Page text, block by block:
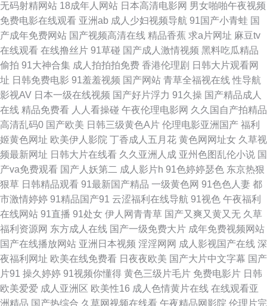
线观看 欧美性爱Tv人与兽 91露脸熟女视频 国产欧美成人麻豆久久 探花精选
视频网站 草莓丝瓜站 日韩成人无码 国产亚洲欧美成人 午夜剧场尤物性爱 91
香蕉国产线 久久亚洲熟妇熟女 亚洲天堂网2026 波多野吉依无码 女优导航网
站大全 91探花在线观看百度 男人的天堂91 在线不卡a 大香蕉肏屄丁香 人人
妻99人人弄 91蜜桃网址 国产专区 日本亚洲天堂日本国产 国产精品久久… 亚
洲色玖悠悠 91韩剧 蜜臀官网 91丁香视频 色爸Av 91次元网站 国产福利漂漂
网 91大神在线视频看看 草莓视屏s 欧美精品性爱91 伊人开心网221 91视频
国产网址 国产福利精品社 美女很黄免费 天天干天天sge 91大神合集 www久
久 激情91视频 婷婷第五页 91三及片网址 国产极品15P 欧美日本色噜噜 先
锋影音色色 91激情视频在线观看 阿V福利视频网 精东福利电影 日美韩无码
无码射精网站 18成年人网站 日本高清电影网 男女啪啪午夜视频
免费电影在线观看 亚洲ab 成人少妇视频导航 91国产小青蛙 国
产成年免费网站 国产视频高清在线 精品香蕉 求a片网址 麻豆tv
在线观看 在线撸丝片 91草碰 国产成人激情视频 黑料吃瓜精品
偷拍 91大神合集 成人拍拍拍免费 香港伦理剧 日韩大片观看网
址 日韩免费电影 91羞羞视频 国产网站 青草全福视在线 性导航
影视AV 日本一级在线视频 国产好片浮力 91久操 国产精品成人
在线 精品免费看 人人看操碰 午夜伦理电影网 久久国自产拍精品
高清乱码0 国产欧美 日韩三级黄色A片 伦理电影亚洲国产 福利
姬黄色网址 欧美伊人影院 丁香成人五月花 黄色网网址女 久草视
频最新网址 日韩大片在线看 久久亚洲人成 亚州色图乱伦小说 国
产va免费观看 国产人妖第二 成人影片h 91色婷婷瑟色 东京热狠
狠草 日韩精品观看 91最新国产精品 一级黄色网 91色色人妻 都
市激情婷婷 91精品国产91 云涩福利在线导航 91视色 午夜福利
在线网站 91直播 91处女 伊人网青青草 国产又爽又黄又无 久草
福利资源网 东方成人在线 国产一级免费大片 成年免费视频网站
国产在线播放网站 亚洲日本视频 淫淫网网 成人影视国产在线 深
夜福利网址 欧美在线免费看 日夜夜欧美 国产大片中文字幕 国产
片91 操久婷婷 91视频你懂得 黄色三级片毛片 免费电影片 日韩
欧美爱爱 成人亚洲区 欧美性16 成人色情黄片在线 在线观看亚
洲精品 国产热综合 久草网视频在线看 午夜精品网影院 伦理片完